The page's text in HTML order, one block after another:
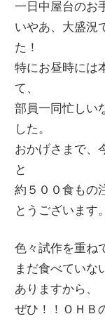
ェ
ブ
ー
で
す
一日中屋台のお
いやあ、大盛況
た！
特にお昼時には
て、
部員一同忙しい
した。
おかげさまで、
と
約５００食もの
とうございます。
色々試作を重ね
まだ食べていな
ありますから、
ぜひ！！ＯＨＢ